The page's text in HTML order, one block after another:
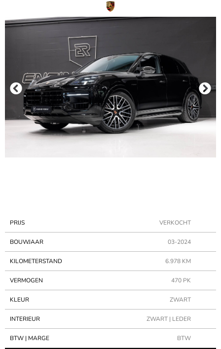
PRIJS VERKOCHT
BOUWJAAR 03-2024
KILOMETERSTAND 6.978 KM
VERMOGEN 470 PK
KLEUR ZWART
INTERIEUR ZWART | LEDER
BTW | MARGE BTW